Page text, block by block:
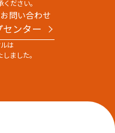
ださい。
問い合わせ
ンター
は
ました。